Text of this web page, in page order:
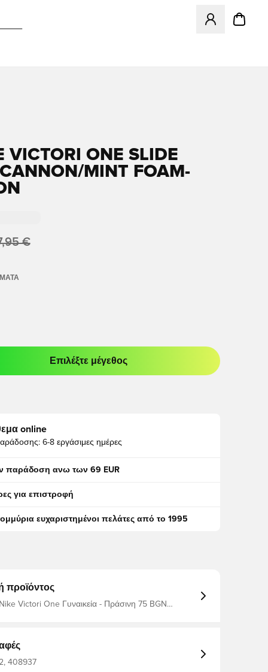
Ανοίγει ένα
VICTORI ONE SLIDE
MINT FOAM-
€
για να συνδεθείτε ή να εγγραφείτε ως μέλος
Επιλέξτε μέγεθος
online
6-8 εργάσιμες ημέρες
παράδοση ανω των 69 EUR
για επιστροφή
ευχαριστημένοι πελάτες από το 1995
προϊόντος
Victori One Γυναικεία - Πράσινη 75 BGN
408937